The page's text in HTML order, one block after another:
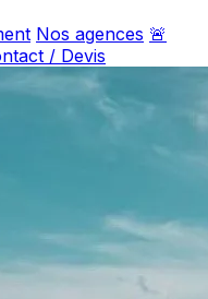
Nos agences 🚨
/ Devis